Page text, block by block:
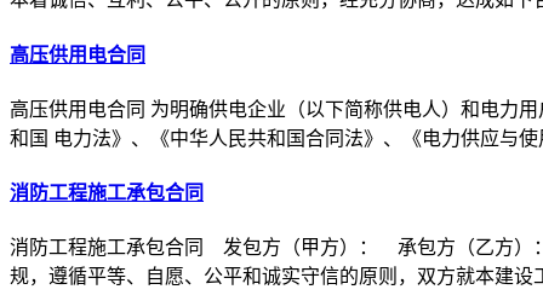
高压供用电合同
高压供用电合同 为明确供电企业（以下简称供电人）和电力
和国 电力法》、《中华人民共和国合同法》、《电力供应与
消防工程施工承包合同
消防工程施工承包合同 发包方（甲方）： 承包方（乙方）
规，遵循平等、自愿、公平和诚实守信的原则，双方就本建设